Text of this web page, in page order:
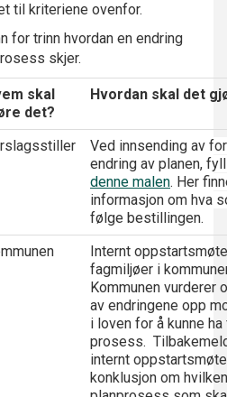
til kriteriene ovenfor.
for trinn hvordan en endring
skjer.
skal
det?
Hvordan skal det
Ved innsending av
endring av planen,
denne malen. Her
informasjon om hva
følge bestillingen.
Internt
fagmiljøer i
Kommunen vurderer
av endringene opp
i loven for å kunne
prosess.
internt
konklusjon om hvilken